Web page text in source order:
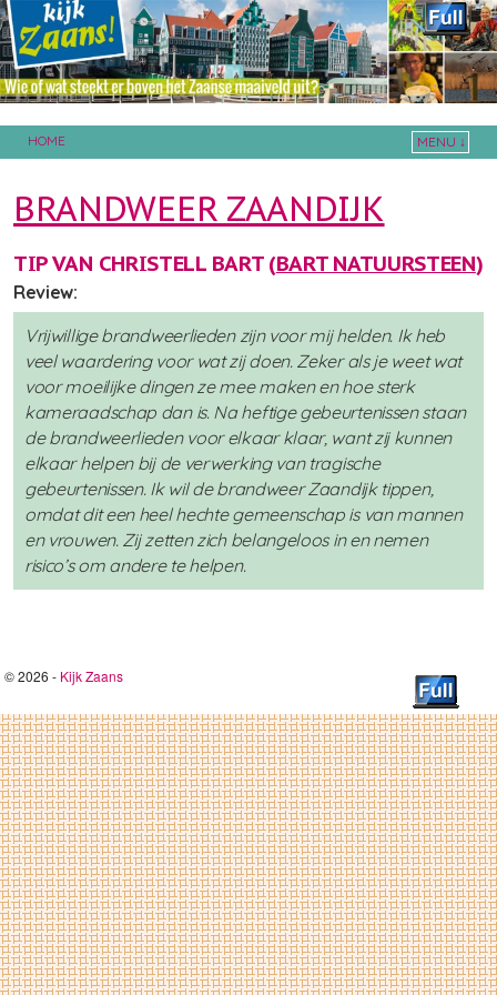
HOME
MENU ↓
BRANDWEER ZAANDIJK
TIP VAN CHRISTELL BART (BART NATUURSTEEN)
Review:
Vrijwillige brandweerlieden zijn voor mij helden. Ik heb
veel waardering voor wat zij doen. Zeker als je weet wat
voor moeilijke dingen ze mee maken en hoe sterk
kameraadschap dan is. Na heftige gebeurtenissen staan
de brandweerlieden voor elkaar klaar, want zij kunnen
elkaar helpen bij de verwerking van tragische
gebeurtenissen. Ik wil de brandweer Zaandijk tippen,
omdat dit een heel hechte gemeenschap is van mannen
en vrouwen. Zij zetten zich belangeloos in en nemen
risico’s om andere te helpen.
© 2026 - Kijk Zaans